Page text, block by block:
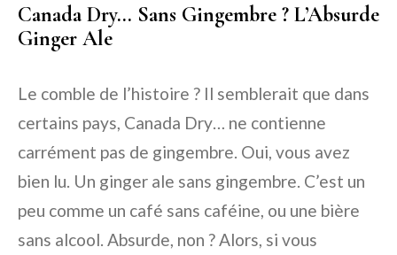
Canada Dry… Sans Gingembre ? L’Absurde
Ginger Ale
Le comble de l’histoire ? Il semblerait que dans
certains pays, Canada Dry… ne contienne
carrément pas de gingembre. Oui, vous avez
bien lu. Un ginger ale sans gingembre. C’est un
peu comme un café sans caféine, ou une bière
sans alcool. Absurde, non ? Alors, si vous